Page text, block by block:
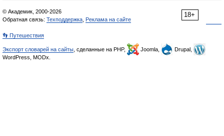
18+
© Академик, 2000-2026
Обратная связь: Техподдержка Реклама на сайте
👣 Путешествия
Экспорт словарей на сайты , сделанные на PHP, Joomla,
Drupal,
WordPress, MODx.